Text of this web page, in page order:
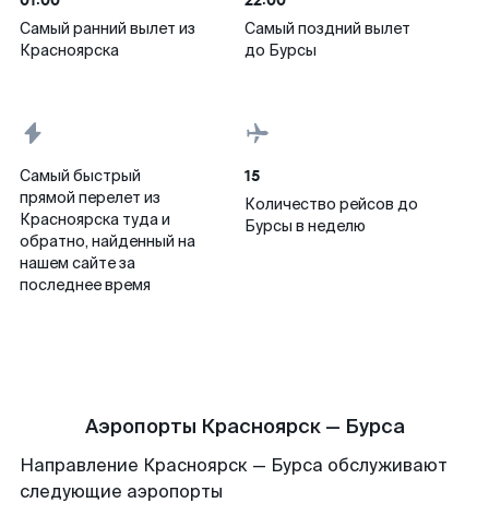
Самый ранний вылет из
Красноярска
Самый поздний вылет
до Бурсы
Самый быстрый
прямой перелет из
Красноярска туда и
обратно, найденный на
нашем сайте за
последнее время
15
Количество рейсов до
Бурсы в неделю
Аэропорты Красноярск — Бурса
Направление Красноярск — Бурса обслуживают
следующие аэропорты